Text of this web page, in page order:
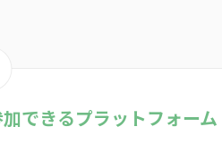
できるプラットフォーム